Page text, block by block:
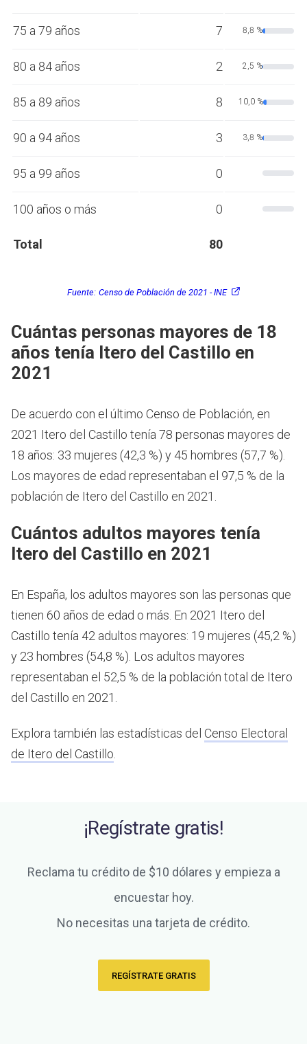
75 a 79 años 7 8,8 %
80 a 84 años 2 2,5 %
85 a 89 años 8 10,0 %
90 a 94 años 3 3,8 %
95 a 99 años 0
100 años o más 0
Total 80
Fuente: Censo de Población de 2021 - INE
Cuántas personas mayores de 18
años tenía Itero del Castillo en
2021
De acuerdo con el último Censo de Población, en
2021 Itero del Castillo tenía 78 personas mayores de
18 años: 33 mujeres (42,3 %) y 45 hombres (57,7 %).
Los mayores de edad representaban el 97,5 % de la
población de Itero del Castillo en 2021.
Cuántos adultos mayores tenía
Itero del Castillo en 2021
En España, los adultos mayores son las personas que
tienen 60 años de edad o más. En 2021 Itero del
Castillo tenía 42 adultos mayores: 19 mujeres (45,2 %)
y 23 hombres (54,8 %). Los adultos mayores
representaban el 52,5 % de la población total de Itero
del Castillo en 2021.
Explora también las estadísticas del Censo Electoral
de Itero del Castillo.
¡Regístrate gratis!
Reclama tu crédito de $10 dólares y empieza a
encuestar hoy.
No necesitas una tarjeta de crédito.
REGÍSTRATE GRATIS